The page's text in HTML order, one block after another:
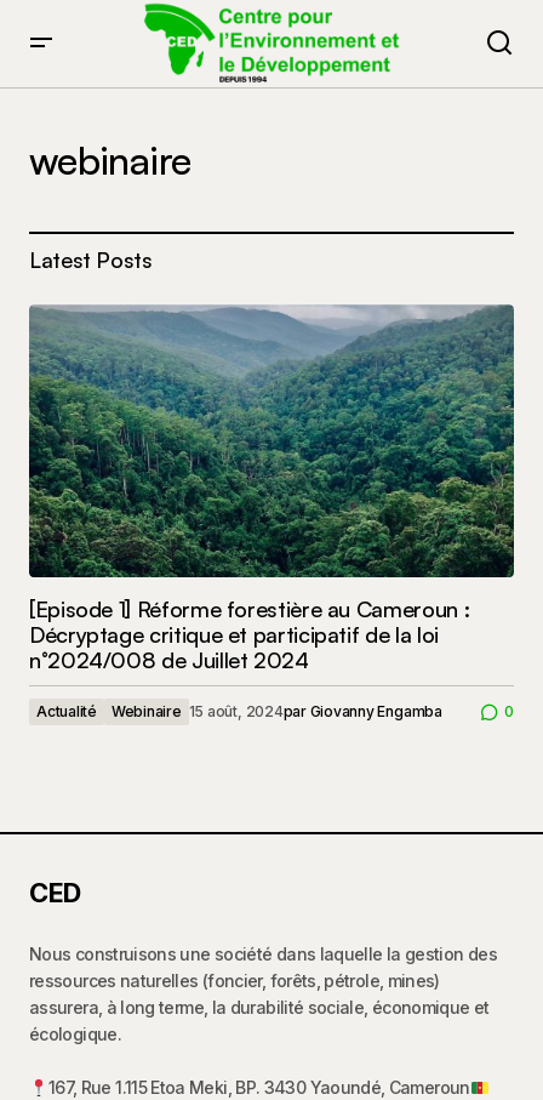
webinaire
Latest Posts
[Episode 1] Réforme forestière au Cameroun :
Décryptage critique et participatif de la loi
n°2024/008 de Juillet 2024
Actualité Webinaire 15 août, 2024par Giovanny Engamba 0
CED
Nous construisons une société dans laquelle la gestion des
ressources naturelles (foncier, forêts, pétrole, mines)
assurera, à long terme, la durabilité sociale, économique et
écologique.
167, Rue 1.115 Etoa Meki, BP. 3430 Yaoundé, Cameroun